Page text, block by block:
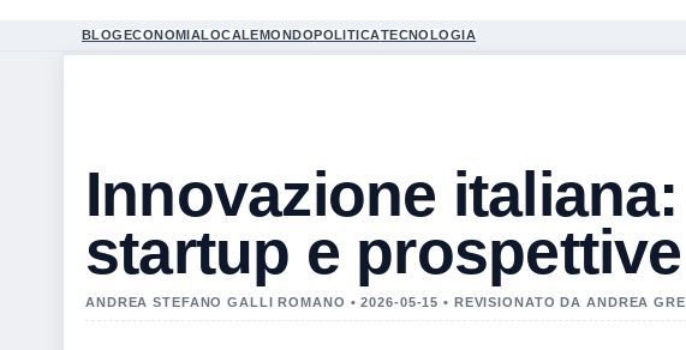
BLOGECONOMIALOCALEMONDOPOLITICATECNOLOGIA
Innovazione
startup e
ANDREA STEFANO GALLI ROMANO • 2026-05-15 • REVISIONATO DA ANDREA